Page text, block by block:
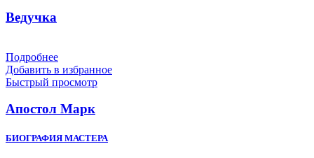
Ведучка
Подробнее
Добавить в избранное
Быстрый просмотр
Апостол Марк
БИОГРАФИЯ МАСТЕРА